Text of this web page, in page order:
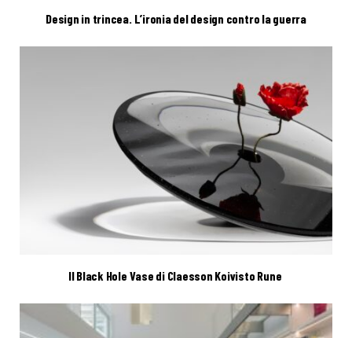
Design in trincea. L’ironia del design contro la guerra
Il Black Hole Vase di Claesson Koivisto Rune